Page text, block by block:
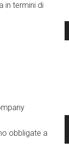
in termini di
obbligate a